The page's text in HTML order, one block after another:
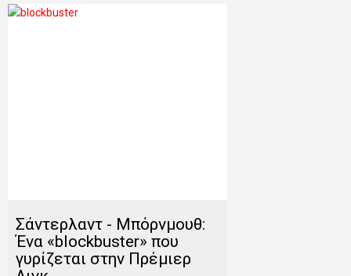
Σάντερλαντ - Μπόρνμουθ:
Ένα «blockbuster» που
γυρίζεται στην Πρέμιερ